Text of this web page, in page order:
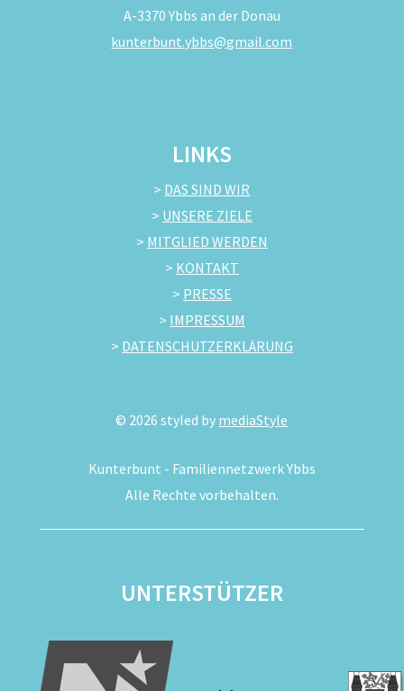
A-3370 Ybbs an der Donau
kunterbunt.ybbs@gmail.com
LINKS
> DAS SIND WIR
> UNSERE ZIELE
> MITGLIED WERDEN
> KONTAKT
> PRESSE
> IMPRESSUM
> DATENSCHUTZERKLÄRUNG
© 2026 styled by mediaStyle
Kunterbunt - Familiennetzwerk Ybbs
Alle Rechte vorbehalten.
UNTERSTÜTZER